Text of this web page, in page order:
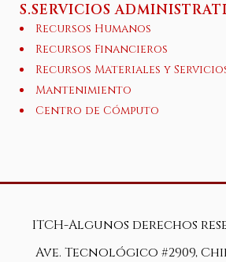
S.SERVICIOS
Recursos Humanos
Recursos Financieros
Recursos Materiales y
Mantenimiento
Centro de Cómputo
ITCH-Algunos derechos
Ave. Tecnológico #2909,